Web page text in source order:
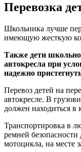
Перевозка
Школьника лучше
имеющую жесткую
Также дети
автокресла при
надежно
Перевоз детей на
автокресле. В
должен находиться в
Транспортировка в
ремней
мотоцикла, на месте